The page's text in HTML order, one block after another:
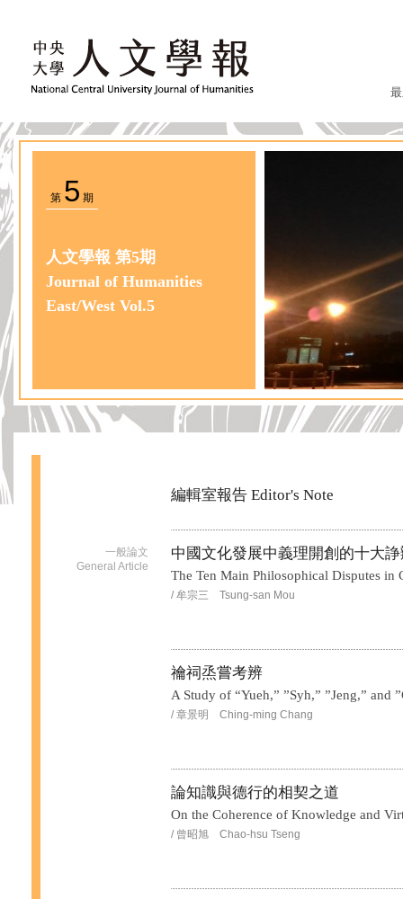
第 5期
人文學報 第5期
Journal of Humanities
East/West Vol.5
編輯室報告 Editor's Note
一般論文
General Article
中國文化發展中義理開創的十大
The Ten Main Philosophical Disputes in
/ 牟宗三 Tsung-san Mou
禴祠烝嘗考辨
A Study of “Yueh,” ”Syh,” ”Jeng,” and
/ 章景明 Ching-ming Chang
論知識與德行的相契之道
On the Coherence of Knowledge and
/ 曾昭旭 Chao-hsu Tseng